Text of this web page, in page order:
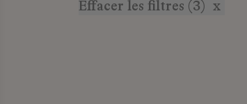
Effacer les filtres (3) x